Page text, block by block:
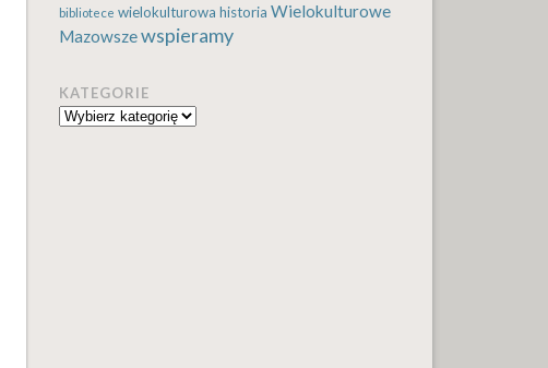
bibliotece wielokulturowa historia Wielokulturowe
Mazowszewspieramy
KATEGORIE
Kategorie